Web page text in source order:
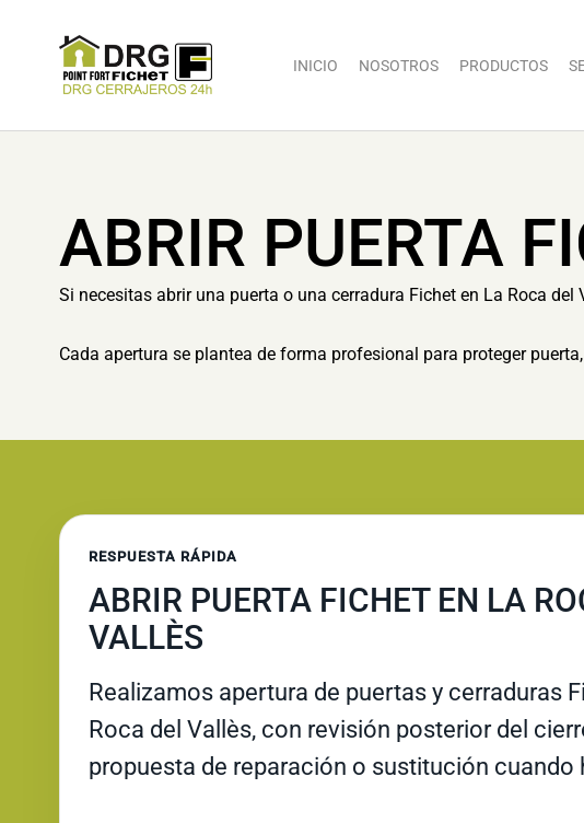
INICIO NOSOTROS PRODUCTOS
ABRIR PUERTA
Si necesitas abrir una puerta o una cerradura Fichet en La Roca
Cada apertura se plantea de forma profesional para proteger
RESPUESTA RÁPIDA
ABRIR PUERTA FICHET EN LA
VALLÈS
Realizamos apertura de puertas y cerraduras
Roca del Vallès, con revisión posterior del
propuesta de reparación o sustitución cuando